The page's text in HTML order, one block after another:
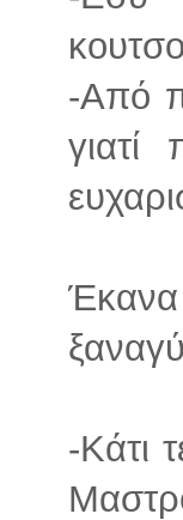
-Από
-Κάτι